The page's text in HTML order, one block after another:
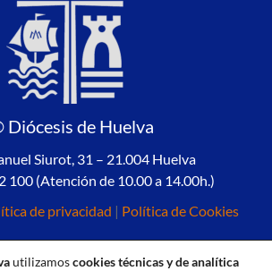
Diócesis de Huelva
Siurot, 31 – 21.004 Huelva
100 (Atención de 10.00 a 14.00h.)
de privacidad | Política de Cookies
utilizamoscookies técnicas y de analítica